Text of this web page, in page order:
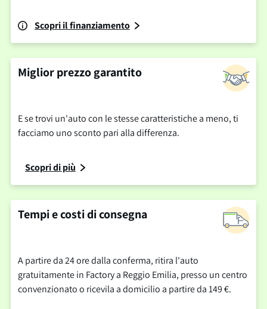
Scopri il finanziamento
Miglior prezzo garantito
E se trovi un'auto con le stesse caratteristiche a meno, ti
facciamo uno sconto pari alla differenza.
Scopri di più
Tempi e costi di consegna
A partire da 24 ore dalla conferma, ritira l'auto
gratuitamente in Factory a Reggio Emilia, presso un centro
convenzionato o ricevila a domicilio a partire da 149 €.